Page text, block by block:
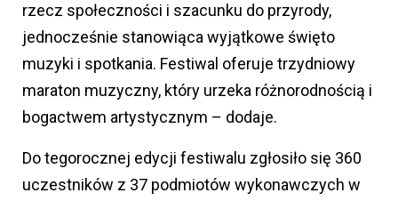
rzecz społeczności i szacunku do przyrody,
jednocześnie stanowiąca wyjątkowe święto
muzyki i spotkania. Festiwal oferuje trzydniowy
maraton muzyczny, który urzeka różnorodnością i
bogactwem artystycznym – dodaje.
Do tegorocznej edycji festiwalu zgłosiło się 360
uczestników z 37 podmiotów wykonawczych w